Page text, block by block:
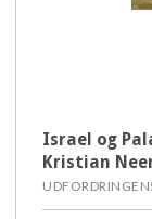
Israel og
Kristian